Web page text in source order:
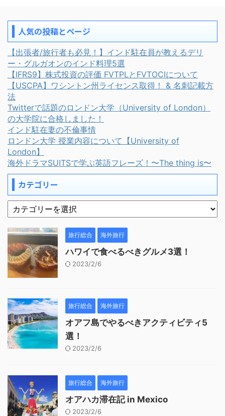
人気の投稿とページ
【出張者/旅行者も必見！】インド駐在員が教えるデリ
ー・グルガオンのインド料理5選
【IFRS9】株式投資の評価 FVTPLとFVTOCIについて
【USCPA】ワシントン州ライセンス取得！ & 名刺記載方
法
Twitterで話題のロンドン大学（University of London）
の大学院に合格しました！
インド駐在妻の不倫事情
ロンドン大学 授業内容について【University of
London】
海外ドラマSUITSで学ぶ英語フレーズ！〜The thing is〜
カテゴリー
旅行総合 海外旅行
ハワイで食べるべきグルメ3選！
2023/2/6
旅行総合 海外旅行
オアフ島でやるべきアクティビティ5
選！
2023/2/6
旅行総合 海外旅行
オアハカ滞在記 in Mexico
2023/2/6